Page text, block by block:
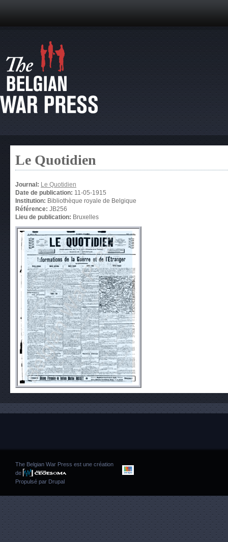
Le Quotidien
Journal: Le Quotidien
Date de publication: 11-05-1915
Institution: Bibliothèque royale de Belgique
Référence: JB256
Lieu de publication: Bruxelles
The Belgian War Press est une création
de
Propulsé par Drupal